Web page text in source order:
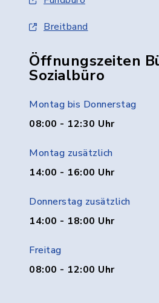
Breitband
Öffnungszeiten
Sozialbüro
Montag bis Donnerstag
08:00 - 12:30 Uhr
Montag zusätzlich
14:00 - 16:00 Uhr
Donnerstag zusätzlich
14:00 - 18:00 Uhr
Freitag
08:00 - 12:00 Uhr